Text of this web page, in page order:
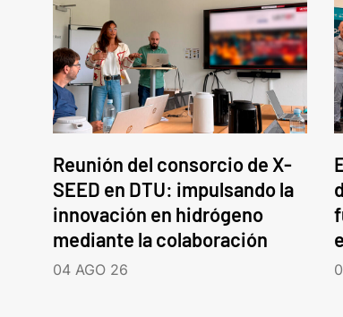
Reunión del consorcio de X-
SEED en DTU: impulsando la
innovación en hidrógeno
mediante la colaboración
04 AGO 26